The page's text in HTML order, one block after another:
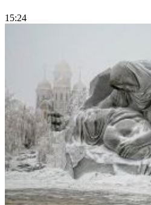
15:24